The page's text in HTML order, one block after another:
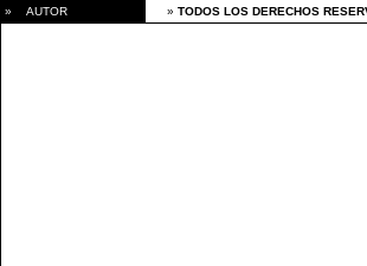
» AUTOR
» TODOS LOS DERECHOS